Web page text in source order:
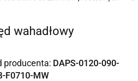
wahadłowy
producenta: DAPS-0120-090-
F0710-MW